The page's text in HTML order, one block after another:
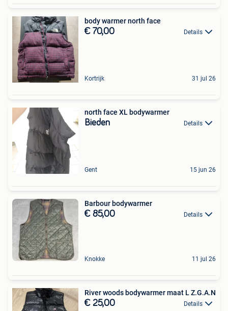
body warmer north face
€ 70,00 Details
Kortrijk 31 jul 26
north face XL bodywarmer
Bieden Details
Gent 15 jun 26
Barbour bodywarmer
€ 85,00 Details
Knokke 11 jul 26
River woods bodywarmer maat L Z.G.A.N
€ 25,00 Details